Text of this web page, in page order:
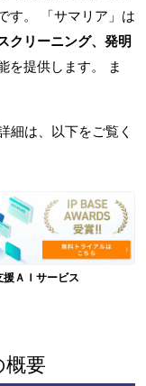
す。 「サマリア」は
クリーニング、発明
を提供します。 ま
細は、以下をご覧く
援ＡＩサービス
概要